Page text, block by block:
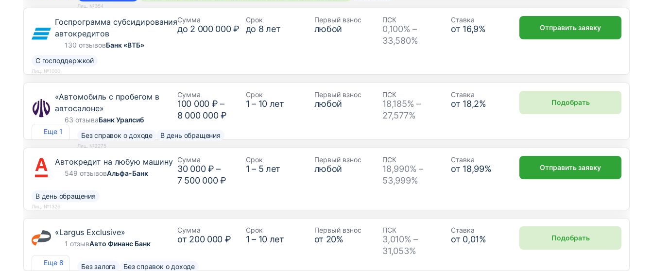
Лиц. №354
Госпрограмма субсидирования
автокредитов
130 отзывовБанк «ВТБ»
Сумма
до 2 000 000 ₽
Срок
до 8 лет
Первый взнос
любой
ПСК
0,100% –
33,580%
Ставка
от 16,9%
С господдержкой
Отправить заявку
Лиц. №1000
Еще 1
«Автомобиль с пробегом в
автосалоне»
63 отзываБанк Уралсиб
Сумма
100 000 ₽ –
8 000 000 ₽
Срок
1 – 10 лет
Первый взнос
любой
ПСК
18,185% –
27,577%
Ставка
от 18,2%
Без справок о доходе В день обращения
Подобрать
Лиц. №2275
Автокредит на любую машину
549 отзывовАльфа-Банк
Сумма
30 000 ₽ –
7 500 000 ₽
Срок
1 – 5 лет
Первый взнос
любой
ПСК
18,990% –
53,999%
Ставка
от 18,99%
В день обращения
Отправить заявку
Лиц. №1326
Еще 8
«Largus Exclusive»
1 отзывАвто Финанс Банк
Сумма
от 200 000 ₽
Срок
1 – 10 лет
Первый взнос
от 20%
ПСК
3,010% –
31,053%
Ставка
от 0,01%
Без залога Без справок о доходе
Подобрать